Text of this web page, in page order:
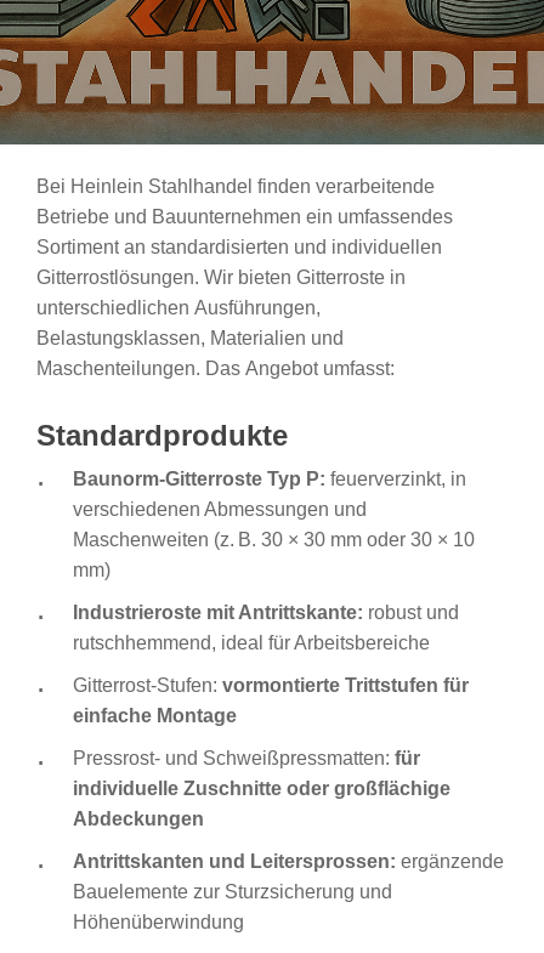
Bei Heinlein Stahlhandel finden verarbeitende
Betriebe und Bauunternehmen ein umfassendes
Sortiment an standardisierten und individuellen
Gitterrostlösungen. Wir bieten Gitterroste in
unterschiedlichen Ausführungen,
Belastungsklassen, Materialien und
Maschenteilungen. Das Angebot umfasst:
Standardprodukte
Baunorm-Gitterroste Typ P: feuerverzinkt, in
verschiedenen Abmessungen und
Maschenweiten (z. B. 30 × 30 mm oder 30 × 10
mm)
Industrieroste mit Antrittskante: robust und
rutschhemmend, ideal für Arbeitsbereiche
Gitterrost-Stufen: vormontierte Trittstufen für
einfache Montage
Pressrost- und Schweißpressmatten: für
individuelle Zuschnitte oder großflächige
Abdeckungen
Antrittskanten und Leitersprossen: ergänzende
Bauelemente zur Sturzsicherung und
Höhenüberwindung